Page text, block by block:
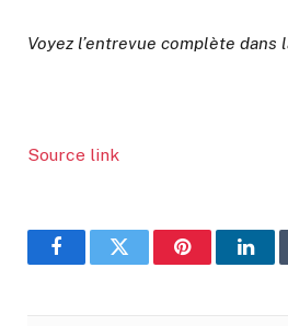
Voyez l’entrevue complète dans
Source link
FacebookTwitter Pinterest